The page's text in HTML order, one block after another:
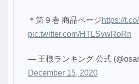
＊第９巻 商品ページhttps://
pic.twitter.com/HTLSvwRoRn
— 王様ランキング 公式
December 15, 2020